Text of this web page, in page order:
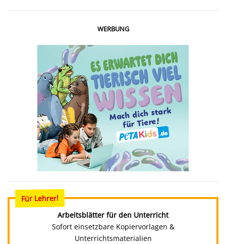
WERBUNG
Für Lehrer!
Arbeitsblätter für den Unterricht
Sofort einsetzbare Kopiervorlagen &
Unterrichtsmaterialien